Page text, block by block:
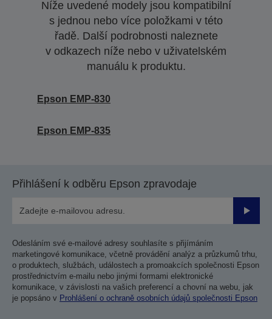
Níže uvedené modely jsou kompatibilní
s jednou nebo více položkami v této
řadě. Další podrobnosti naleznete
v odkazech níže nebo v uživatelském
manuálu k produktu.
Epson EMP-830
Epson EMP-835
Přihlášení k odběru Epson zpravodaje
Odesláním své e-mailové adresy souhlasíte s přijímáním
marketingové komunikace, včetně provádění analýz a průzkumů trhu,
o produktech, službách, událostech a promoakcích společnosti Epson
prostřednictvím e-mailu nebo jinými formami elektronické
komunikace, v závislosti na vašich preferencí a chovní na webu, jak
je popsáno v Prohlášení o ochraně osobních údajů společnosti Epson